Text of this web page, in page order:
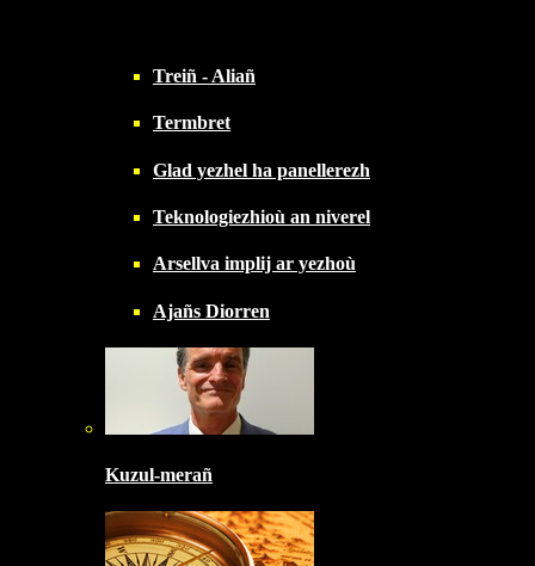
Treiñ - Aliañ
Termbret
Glad yezhel ha panellerezh
Teknologiezhioù an niverel
Arsellva implij ar yezhoù
Ajañs Diorren
Kuzul-merañ